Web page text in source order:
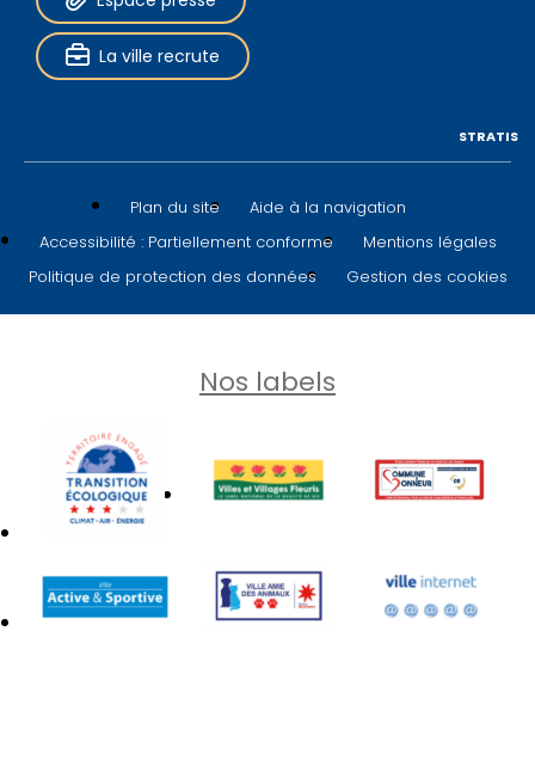
La ville recrute
Plan du site
Aide à la navigation
Accessibilité : Partiellement conforme
Mentions légales
Politique de protection des données
Gestion des cookies
STRATIS
Nos labels